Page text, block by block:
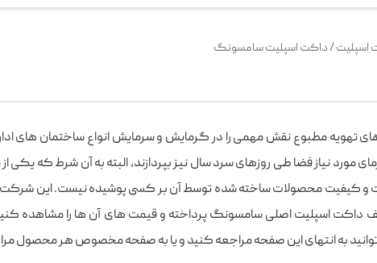
اسپلیت/ داکت اسپلیت سامسونگ
تهویه مطبوع نقش مهمی را در گرمایش و سرمایش انواع ساختمان های
نیاز فضا طی روزهای سرد سال نیز بپردازند، البته به آن شرط که
داکت اسپلیت اصلی سامسونگ پرداخته و قیمت های آن ها را مشاهده
توانید به انتهای این صفحه مراجعه کنید و یا به صفحه مخصوص هر محصول